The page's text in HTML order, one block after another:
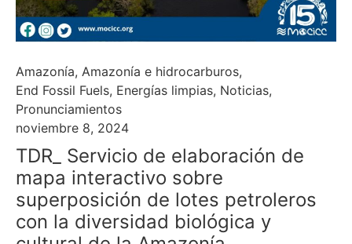
Amazonía, Amazonía e hidrocarburos,
End Fossil Fuels, Energías limpias, Noticias,
Pronunciamientos
noviembre 8, 2024
TDR_ Servicio de elaboración de
mapa interactivo sobre
superposición de lotes petroleros
con la diversidad biológica y